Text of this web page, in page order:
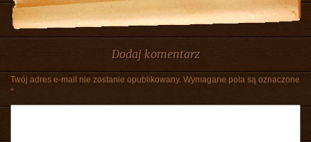
Dodaj komentarz
Twój adres e-mail nie zostanie opublikowany. Wymagane pola są oznaczone
*